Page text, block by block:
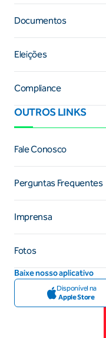
Documentos
Eleições
Compliance
OUTROS LINKS
Fale Conosco
Perguntas Frequentes
Imprensa
Fotos
Baixe nosso aplicativo
Disponível na
Apple Store